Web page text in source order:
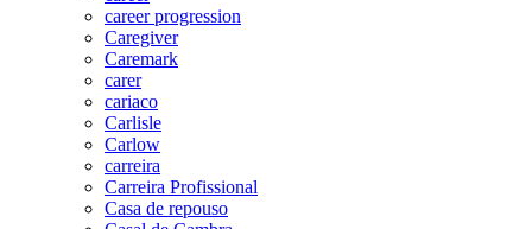
career progression
Caregiver
Caremark
carer
cariaco
Carlisle
Carlow
carreira
Carreira Profissional
Casa de repouso